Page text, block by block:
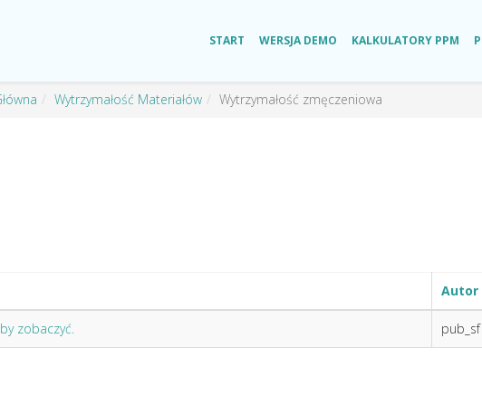
START WERSJA DEMO KALKULATORY PPM
Wytrzymałość Materiałów Wytrzymałość zmęczeniowa
Autor
zobaczyć. pub_sf